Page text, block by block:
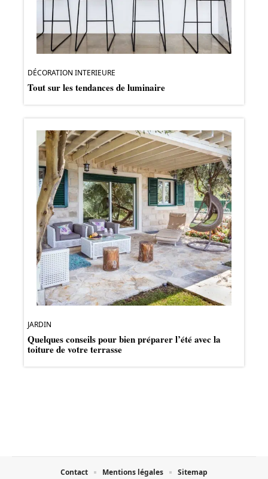
DÉCORATION INTERIEURE
Tout sur les tendances de luminaire
JARDIN
Quelques conseils pour bien préparer l’été avec la
toiture de votre terrasse
Contact Mentions légales Sitemap